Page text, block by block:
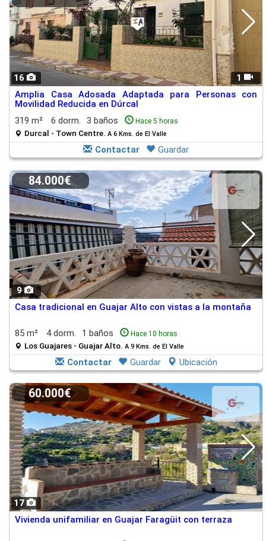
16 1
Amplia Casa Adosada Adaptada para Personas con
Movilidad Reducida en Dúrcal
319 m²
6 dorm. 3 baños Hace 5 horas
Durcal - Town Centre. A 6 Kms. de El Valle
Contactar Guardar
9
84.000€
Casa tradicional en Guajar Alto con vistas a la montaña
85 m² 4 dorm. 1 baños Hace 10 horas
Los Guajares - Guajar Alto. A 9 Kms. de El Valle
Contactar Guardar Ubicación
17
60.000€
Vivienda unifamiliar en Guajar Faragüit con terraza